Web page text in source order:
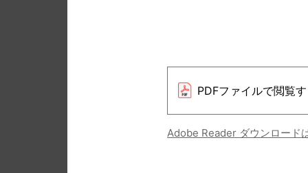
PDFファイルで閲覧
Adobe Reader ダウンロード